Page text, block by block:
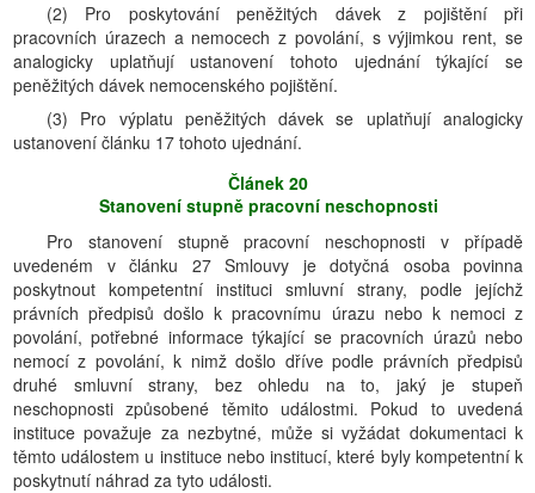
(2) Pro poskytování peněžitých dávek z pojištění při
pracovních úrazech a nemocech z povolání, s výjimkou rent, se
analogicky uplatňují ustanovení tohoto ujednání týkající se
peněžitých dávek nemocenského pojištění.
(3) Pro výplatu peněžitých dávek se uplatňují analogicky
ustanovení článku 17 tohoto ujednání.
Článek 20
Stanovení stupně pracovní neschopnosti
Pro stanovení stupně pracovní neschopnosti v případě
uvedeném v článku 27 Smlouvy je dotyčná osoba povinna
poskytnout kompetentní instituci smluvní strany, podle jejíchž
právních předpisů došlo k pracovnímu úrazu nebo k nemoci z
povolání, potřebné informace týkající se pracovních úrazů nebo
nemocí z povolání, k nimž došlo dříve podle právních předpisů
druhé smluvní strany, bez ohledu na to, jaký je stupeň
neschopnosti způsobené těmito událostmi. Pokud to uvedená
instituce považuje za nezbytné, může si vyžádat dokumentaci k
těmto událostem u instituce nebo institucí, které byly kompetentní k
poskytnutí náhrad za tyto události.